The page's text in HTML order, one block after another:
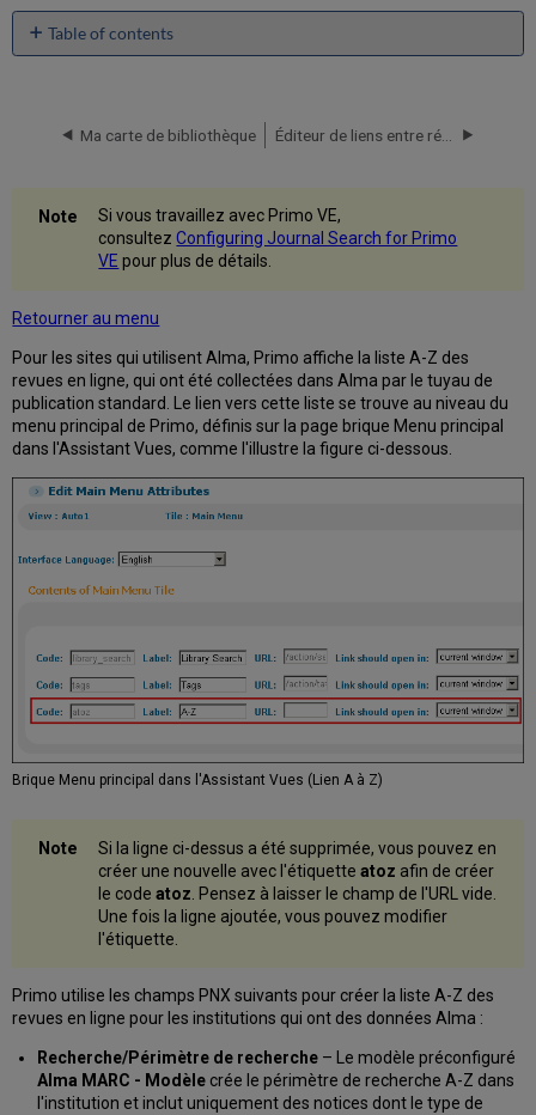
Table of contents
No
Ma carte de bibliothèque
Si vous travaillez avec Primo VE,
consultezConfiguring Journal Search for Primo
VE pour plus de détails.
Retourner au menu
Pour les sites qui utilisent Alma, Primo affiche la liste A-Z des
revues en ligne, qui ont été collectées dans Alma par le tuyau de
publication standard. Le lien vers cette liste se trouve au niveau du
menu principal de Primo, définis sur la page brique Menu principal
dans l'Assistant Vues, comme l'illustre la figure ci-dessous.
Brique Menu principal dans l'Assistant Vues (Lien A à Z)
Si la ligne ci-dessus a été supprimée, vous pouvez en
créer une nouvelle avec l'étiquetteatoz afin de créer
le codeatoz . Pensez à laisser le champ de l'URL vide.
Une fois la ligne ajoutée, vous pouvez modifier
l'étiquette.
Primo utilise les champs PNX suivants pour créer la liste A-Z des
revues en ligne pour les institutions qui ont des données Alma :
Recherche/Périmètre de recherche– Le modèle préconfiguré
Alma MARC - Modèlecrée le périmètre de recherche A-Z dans
l'institution et inclut uniquement des notices dont le type de